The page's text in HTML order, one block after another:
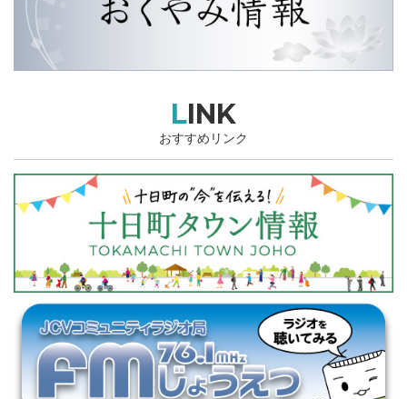
LINK
おすすめリンク